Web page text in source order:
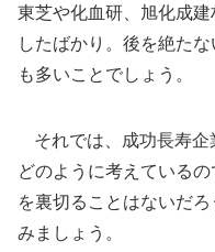
東芝や化血研、旭化成
したばかり。後を絶た
も多いことでしょう。
それでは、成功長寿企
どのように考えている
を裏切ることはないだ
みましょう。